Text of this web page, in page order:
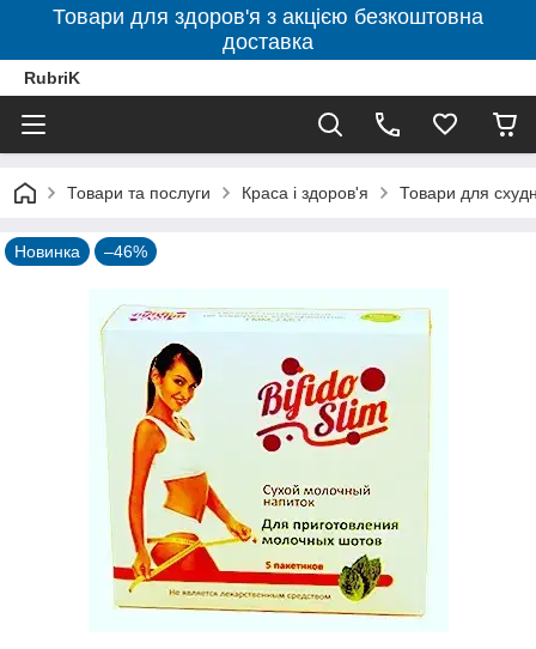
Товари для здоров'я з акцією безкоштовна
доставка
RubriK
Товари та послуги Краса і здоров'я Товари для
Новинка –46%